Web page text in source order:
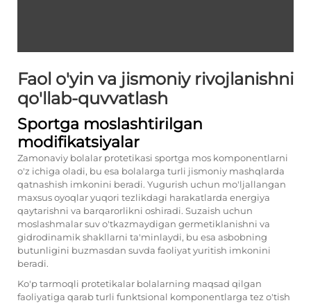
Faol o'yin va jismoniy rivojlanishni
qo'llab-quvvatlash
Sportga moslashtirilgan
modifikatsiyalar
Zamonaviy bolalar protetikasi sportga mos komponentlarni
o'z ichiga oladi, bu esa bolalarga turli jismoniy mashqlarda
qatnashish imkonini beradi. Yugurish uchun mo'ljallangan
maxsus oyoqlar yuqori tezlikdagi harakatlarda energiya
qaytarishni va barqarorlikni oshiradi. Suzaish uchun
moslashmalar suv o'tkazmaydigan germetiklanishni va
gidrodinamik shakllarni ta'minlaydi, bu esa asbobning
butunligini buzmasdan suvda faoliyat yuritish imkonini
beradi.
Ko'p tarmoqli protetikalar bolalarning maqsad qilgan
faoliyatiga qarab turli funktsional komponentlarga tez o'tish